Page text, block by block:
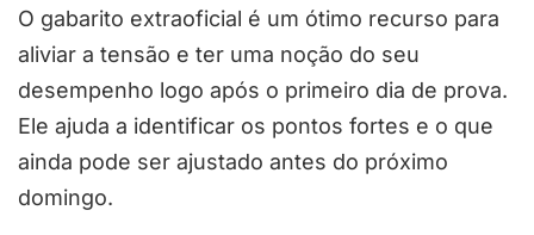
O gabarito extraoficial é um ótimo recurso para
aliviar a tensão e ter uma noção do seu
desempenho logo após o primeiro dia de prova.
Ele ajuda a identificar os pontos fortes e o que
ainda pode ser ajustado antes do próximo
domingo.